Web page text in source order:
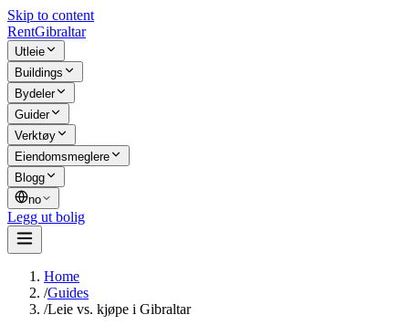
Skip to content
RentGibraltar
Utleie
Buildings
Bydeler
Guider
Verktøy
Eiendomsmeglere
Blogg
no
Legg ut bolig
Home
/Guides
/Leie vs. kjøpe i Gibraltar